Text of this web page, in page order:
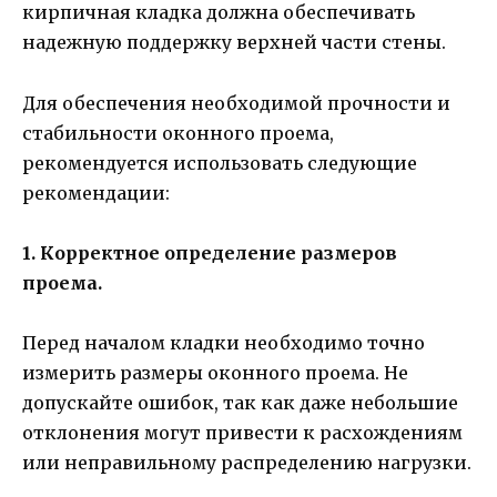
кирпичная кладка должна обеспечивать
надежную поддержку верхней части стены.
Для обеспечения необходимой прочности и
стабильности оконного проема,
рекомендуется использовать следующие
рекомендации:
1. Корректное определение размеров
проема.
Перед началом кладки необходимо точно
измерить размеры оконного проема. Не
допускайте ошибок, так как даже небольшие
отклонения могут привести к расхождениям
или неправильному распределению нагрузки.